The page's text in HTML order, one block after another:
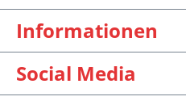
Informationen
Social Media